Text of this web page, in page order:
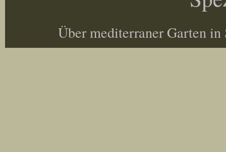
Über mediterraner Garten in